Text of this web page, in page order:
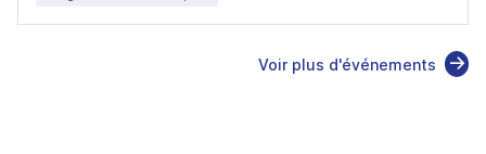
Voir plus d'événements